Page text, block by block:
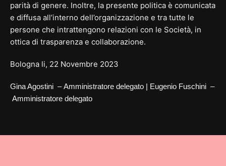
parità di genere. Inoltre, la presente politica è comunicata
e diffusa all’interno dell’organizzazione e tra tutte le
persone che intrattengono relazioni con le Società, in
ottica di trasparenza e collaborazione.
Bologna li, 22 Novembre 2023
Gina Agostini –Amministratore delegato | Eugenio Fuschini –
Amministratore delegato